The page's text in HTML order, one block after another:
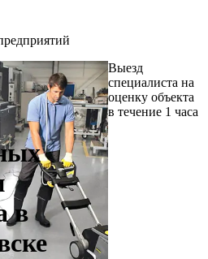
в
Выезд
специалиста на
оценку объекта
в течение 1 часа